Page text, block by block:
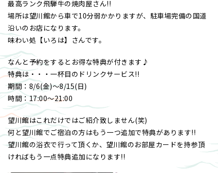
最高ランク飛騨牛の焼肉屋さん!!
場所は望川館から車で10分弱かかりますが、駐車場完備の国道
沿いのお店になります。
味わい処【いろは】さんです。
なんと予約をするとお得な特典が付きます♪
特典は・・・一杯目のドリンクサービス!!
期間：8/6(金)～8/15(日)
時間：17:00～21:00
望川館はこれだけではご紹介致しません(笑)
何と望川館でご宿泊の方はもう一つ追加で特典があります!!
望川館の浴衣で行って頂くか、望川館のお部屋カードを持参頂
ければもう一点特典追加になります!!